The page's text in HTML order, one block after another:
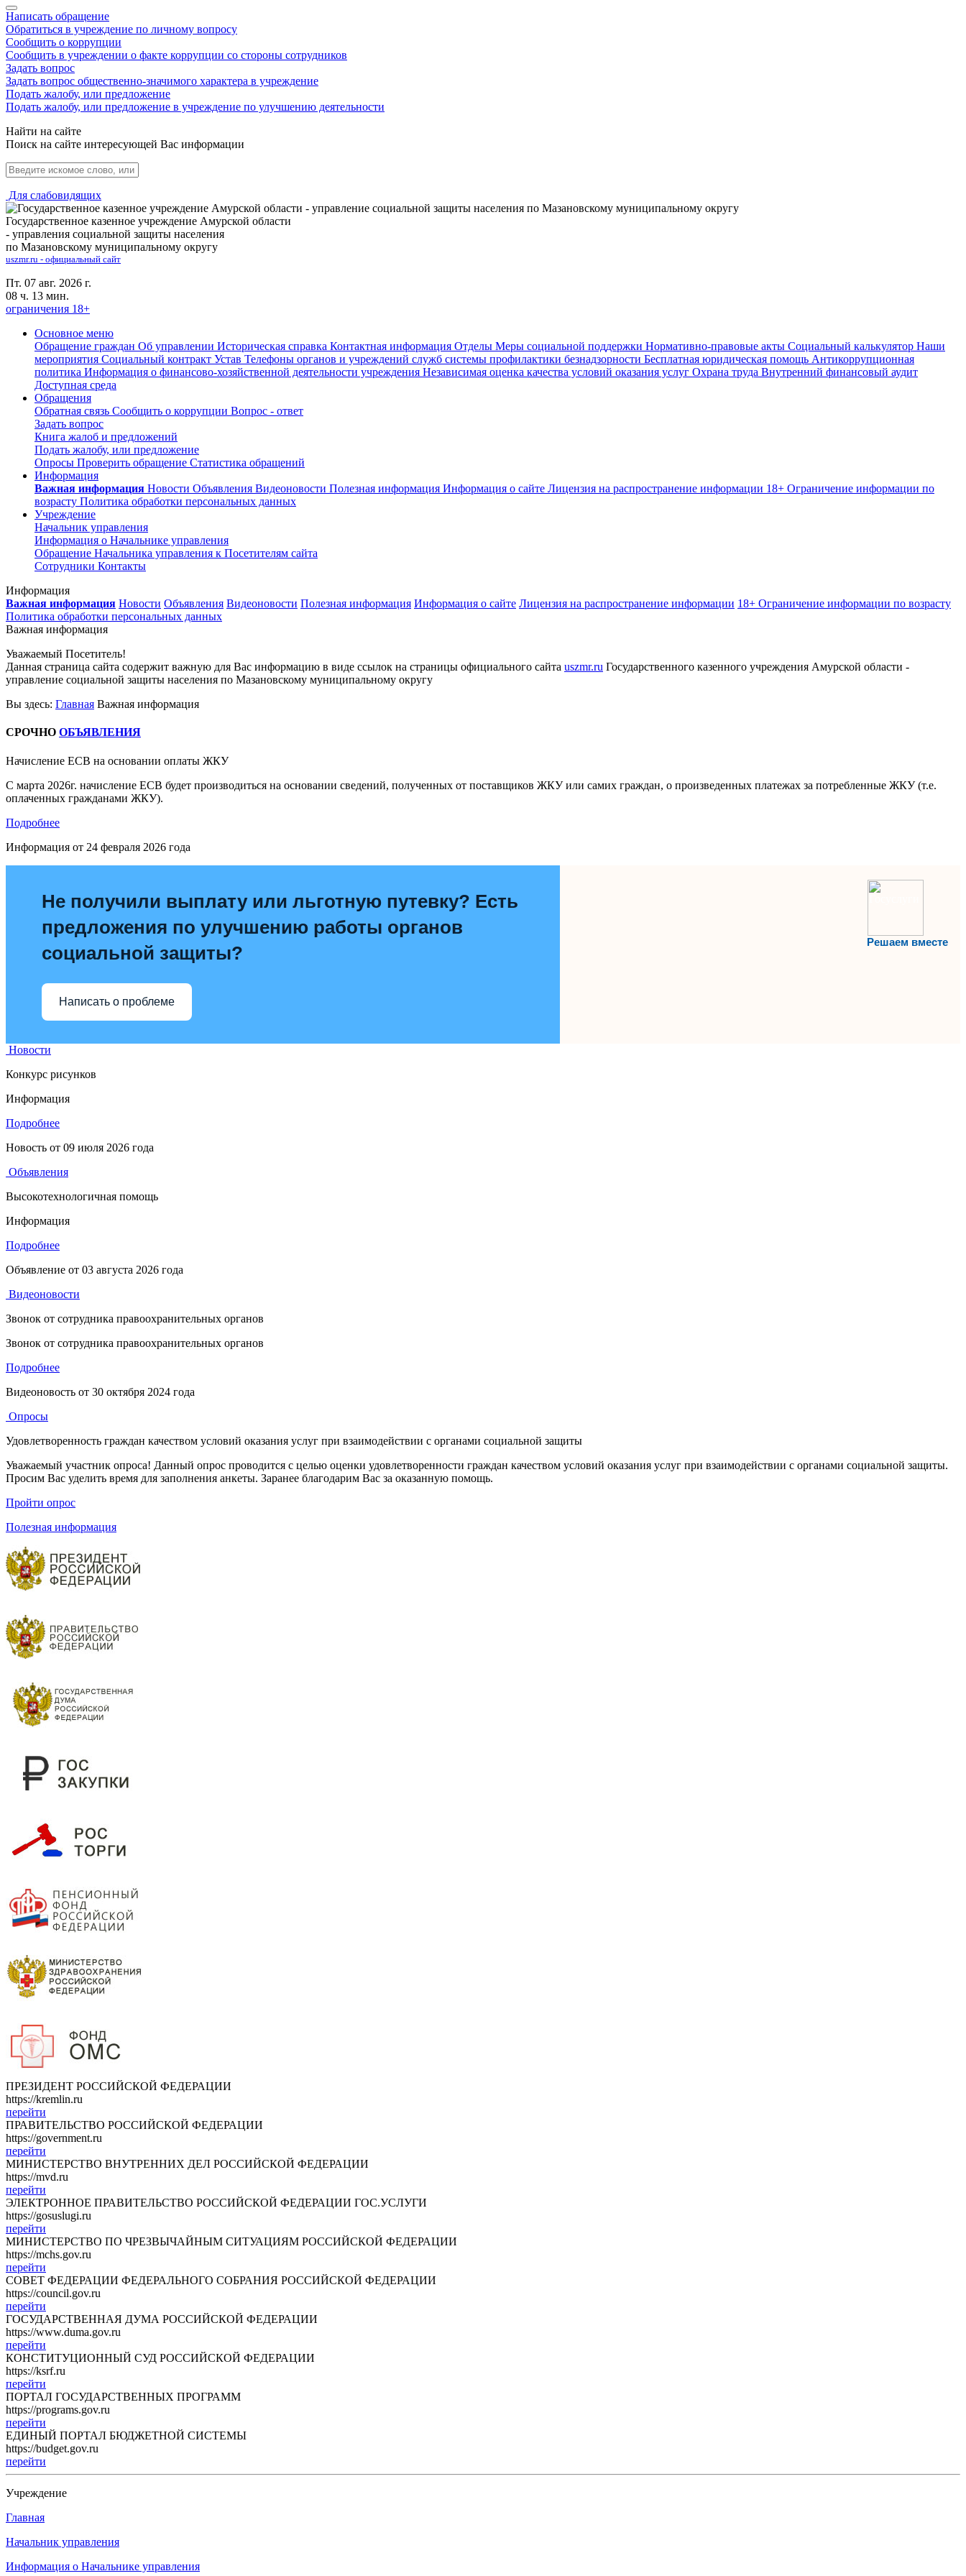
Написать обращение
Обратиться в учреждение по личному вопросу
Сообщить о коррупции
Сообщить в учреждении о факте коррупции со стороны сотрудников
Задать вопрос
Задать вопрос общественно-значимого характера в учреждение
Подать жалобу, или предложение
Подать жалобу, или предложение в учреждение по улучшению деятельности
Найти на сайте
Поиск на сайте интересующей Вас информации
Для слабовидящих
Государственное казенное учреждение Амурской области
- управления социальной защиты населения
по Мазановскому муниципальному округу
uszmr.ru - официальный сайт
Пт. 07 авг. 2026 г.
08 ч. 13 мин.
ограничения 18+
Основное меню
Обращение граждан Об управлении Историческая справка Контактная информация Отделы Меры социальной поддержки Нормативно-правовые акты Социальный калькулятор Наши
мероприятия Социальный контракт Устав Телефоны органов и учреждений служб системы профилактики безнадзорности Бесплатная юридическая помощь Антикоррупционная
политика Информация о финансово-хозяйственной деятельности учреждения Независимая оценка качества условий оказания услуг Охрана труда Внутренний финансовый аудит
Доступная среда
Обращения
Обратная связь Сообщить о коррупции Вопрос - ответ
Задать вопрос
Книга жалоб и предложений
Подать жалобу, или предложение
Опросы Проверить обращение Статистика обращений
Информация
Важная информация Новости Объявления Видеоновости Полезная информация Информация о сайте Лицензия на распространение информации 18+ Ограничение информации по
возрасту Политика обработки персональных данных
Учреждение
Начальник управления
Информация о Начальнике управления
Обращение Начальника управления к Посетителям сайта
Сотрудники Контакты
Информация
Важная информация Новости Объявления Видеоновости Полезная информация Информация о сайте Лицензия на распространение информации 18+ Ограничение информации по возрасту
Политика обработки персональных данных
Важная информация
Уважаемый Посетитель!
Данная страница сайта содержит важную для Вас информацию в виде ссылок на страницы официального сайта uszmr.ru Государственного казенного учреждения Амурской области -
управление социальной защиты населения по Мазановскому муниципальному округу
Вы здесь: Главная Важная информация
СРОЧНО ОБЪЯВЛЕНИЯ
Начисление ЕСВ на основании оплаты ЖКУ
С марта 2026г. начисление ЕСВ будет производиться на основании сведений, полученных от поставщиков ЖКУ или самих граждан, о произведенных платежах за потребленные ЖКУ (т.е.
оплаченных гражданами ЖКУ).
Подробнее
Информация от 24 февраля 2026 года
Решаем вместе
Не получили выплату или льготную путевку? Есть
предложения по улучшению работы органов
социальной защиты?
Написать о проблеме
Новости
Конкурс рисунков
Информация
Подробнее
Новость от 09 июля 2026 года
Объявления
Высокотехнологичная помощь
Информация
Подробнее
Объявление от 03 августа 2026 года
Видеоновости
Звонок от сотрудника правоохранительных органов
Звонок от сотрудника правоохранительных органов
Подробнее
Видеоновость от 30 октября 2024 года
Опросы
Удовлетворенность граждан качеством условий оказания услуг при взаимодействии с органами социальной защиты
Уважаемый участник опроса! Данный опрос проводится с целью оценки удовлетворенности граждан качеством условий оказания услуг при взаимодействии с органами социальной защиты.
Просим Вас уделить время для заполнения анкеты. Заранее благодарим Вас за оказанную помощь.
Пройти опрос
Полезная информация
ПРЕЗИДЕНТ РОССИЙСКОЙ ФЕДЕРАЦИИ
https://kremlin.ru
перейти
ПРАВИТЕЛЬСТВО РОССИЙСКОЙ ФЕДЕРАЦИИ
https://government.ru
перейти
МИНИСТЕРСТВО ВНУТРЕННИХ ДЕЛ РОССИЙСКОЙ ФЕДЕРАЦИИ
https://mvd.ru
перейти
ЭЛЕКТРОННОЕ ПРАВИТЕЛЬСТВО РОССИЙСКОЙ ФЕДЕРАЦИИ ГОС.УСЛУГИ
https://gosuslugi.ru
перейти
МИНИСТЕРСТВО ПО ЧРЕЗВЫЧАЙНЫМ СИТУАЦИЯМ РОССИЙСКОЙ ФЕДЕРАЦИИ
https://mchs.gov.ru
перейти
СОВЕТ ФЕДЕРАЦИИ ФЕДЕРАЛЬНОГО СОБРАНИЯ РОССИЙСКОЙ ФЕДЕРАЦИИ
https://council.gov.ru
перейти
ГОСУДАРСТВЕННАЯ ДУМА РОССИЙСКОЙ ФЕДЕРАЦИИ
https://www.duma.gov.ru
перейти
КОНСТИТУЦИОННЫЙ СУД РОССИЙСКОЙ ФЕДЕРАЦИИ
https://ksrf.ru
перейти
ПОРТАЛ ГОСУДАРСТВЕННЫХ ПРОГРАММ
https://programs.gov.ru
перейти
ЕДИНЫЙ ПОРТАЛ БЮДЖЕТНОЙ СИСТЕМЫ
https://budget.gov.ru
перейти
Учреждение
Главная
Начальник управления
Информация о Начальнике управления